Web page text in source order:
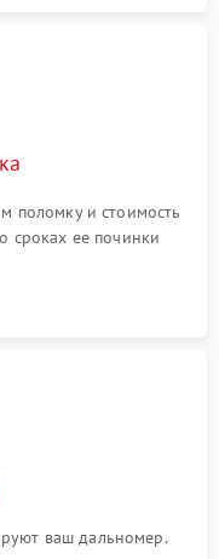
поломку и стоимость
сроках ее починки
ваш дальномер.